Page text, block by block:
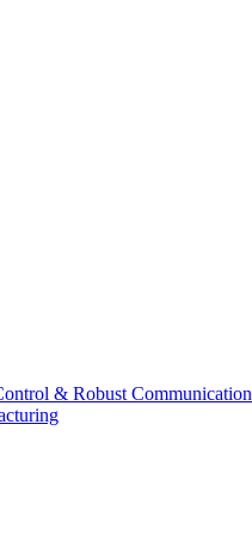
& Robust Communication